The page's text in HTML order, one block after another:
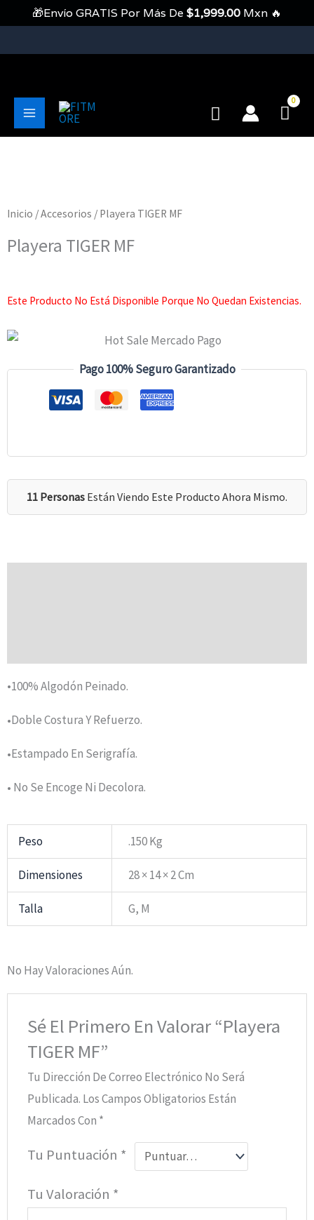
Contenido
Main
Buscar
Inicio /Accesorios / Playera TIGER MF
Playera TIGER MF
Este Producto No Está Disponible Porque No Quedan Existencias.
Pago 100% Seguro Garantizado
11 Personas Están Viendo Este Producto Ahora Mismo.
•100% Algodón Peinado.
•Doble Costura Y Refuerzo.
•Estampado En Serigrafía.
• No Se Encoge Ni Decolora.
Peso .150 Kg
Dimensiones 28 × 14 × 2 Cm
Talla G, M
No Hay Valoraciones Aún.
Sé El Primero En Valorar “Playera
TIGER MF”
Tu Dirección De Correo Electrónico No Será
Publicada. Los Campos Obligatorios Están
Marcados Con *
Tu Puntuación *
Tu Valoración *
🎁Envío GRATIS Por Más De $1,999.00 Mxn 🔥